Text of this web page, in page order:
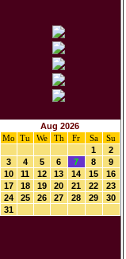
Aug 2026
Mo
Tu We Th Fr Sa
Su
1
2
3
4 5 6 7 8
9
10
11 12 13 14 15
16
17
18 19 20 21 22
23
24
25 26 27 28 29
30
31